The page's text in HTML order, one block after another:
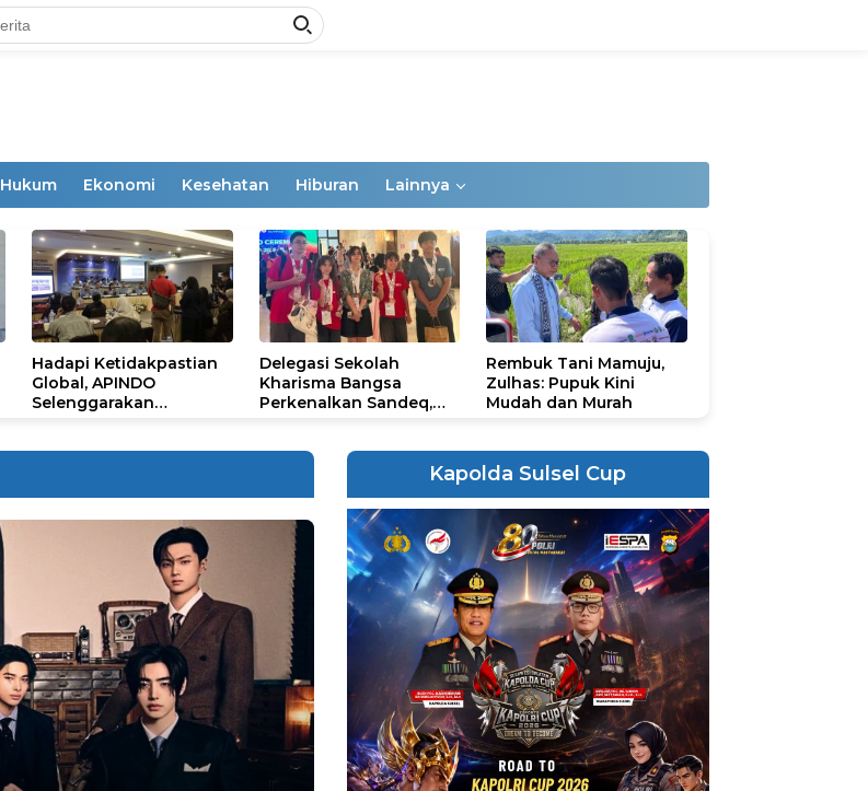
Hukum Ekonomi Kesehatan Hiburan Lainnya
Hadapi Ketidakpastian
Global, APINDO
Selenggarakan
Delegasi Sekolah
Kharisma Bangsa
Perkenalkan Sandeq,
STEAM Olympiad 2026
Rembuk Tani Mamuju,
Zulhas: Pupuk Kini
Mudah dan Murah
Kapolda Sulsel Cup